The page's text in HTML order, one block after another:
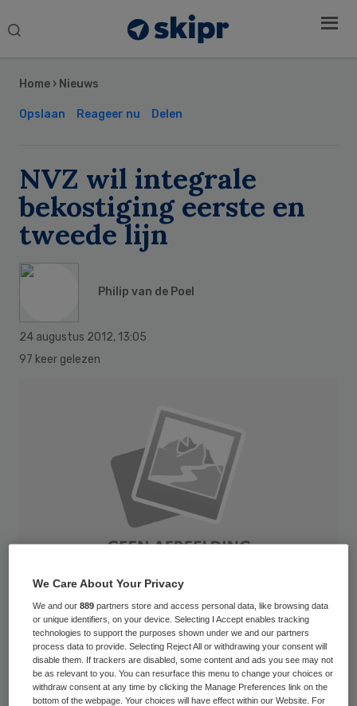
Search
Home › Nieuws
Opslaan Reageer nu Delen
NVZ wil integrale
bekostiging eerste en
tweede lijn
Philip van de Poel
24 augustus 2012, 13:05
97 keer gelezen
De NVZ vereniging van ziekenhuizen maakt
zich sterk voor integrale bekostiging van de
eerste en tweede lijn. Daarmee kan volgens
Sidebar
We Care About Your Privacy
We and our889 partners store and access personal data, like browsing data
or unique identifiers, on your device. Selecting I Accept enables tracking
technologies to support the purposes shown under we and our partners
process data to provide. Selecting Reject All or withdrawing your consent will
disable them. If trackers are disabled, some content and ads you see may not
be as relevant to you. You can resurface this menu to change your choices or
withdraw consent at any time by clicking the Manage Preferences link on the
bottom of the webpage. Your choices will have effect within our Website. For